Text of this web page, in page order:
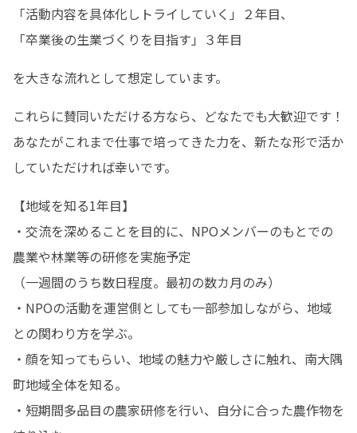
「活動内容を具体化しトライしていく」２年目、
「卒業後の生業づくりを目指す」３年目
を大きな流れとして想定しています。
これらに賛同いただける方なら、どなたでも大歓迎です！
あなたがこれまで仕事で培ってきた力を、新たな形で活か
していただければ幸いです。
【地域を知る1年目】
・交流を深めることを目的に、NPOメンバーのもとでの
農業や林業等の研修を実施予定
（一週間のうち数日程度。最初の数カ月のみ）
・NPOの活動を運営側としても一部参加しながら、地域
との関わり方を学ぶ。
・顔を知ってもらい、地域の魅力や厳しさに触れ、南大隅
町地域全体を知る。
・短期間多品目の農家研修を行い、自分に合った農作物を